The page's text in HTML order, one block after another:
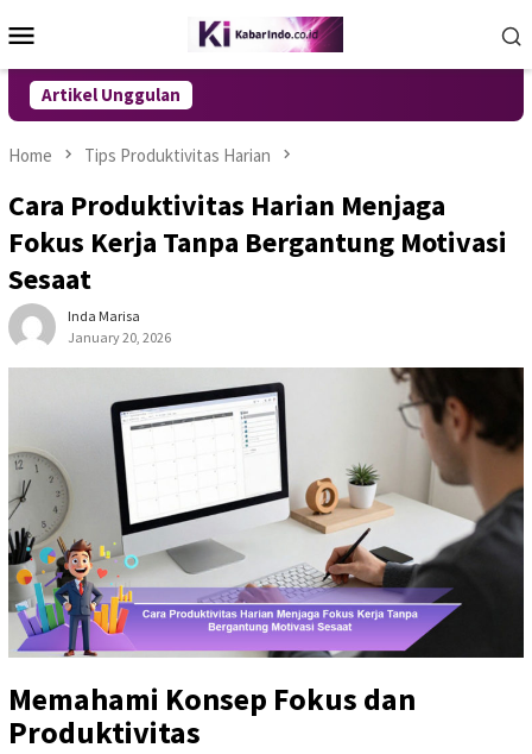
to
Menu
Artikel Unggulan
Home Tips Produktivitas Harian
Cara Produktivitas Harian Menjaga
Fokus Kerja Tanpa Bergantung Motivasi
Sesaat
Inda Marisa
January 20, 2026
Memahami Konsep Fokus dan
Produktivitas